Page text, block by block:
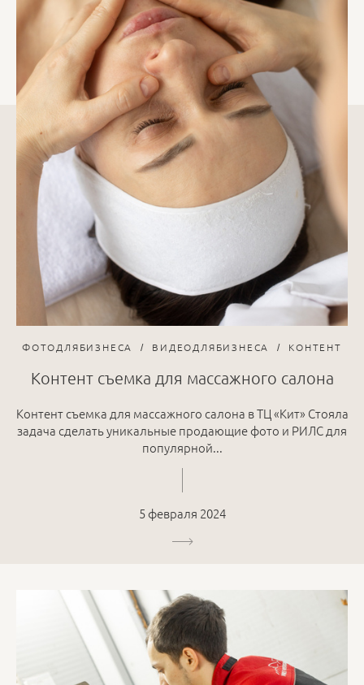
ФОТОДЛЯБИЗНЕСА ВИДЕОДЛЯБИЗНЕСА КОНТЕНТ
Контент съемка для массажного салона
Контент съемка для массажного салона в ТЦ «Кит» Стояла
задача сделать уникальные продающие фото и РИЛС для
популярной...
5 февраля 2024